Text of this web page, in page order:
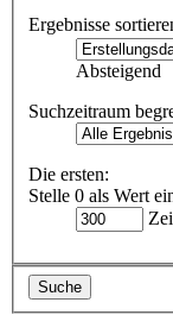
Ergebnisse
Absteigend
Suchzeitraum
Die ersten:
Stelle 0 als Wert